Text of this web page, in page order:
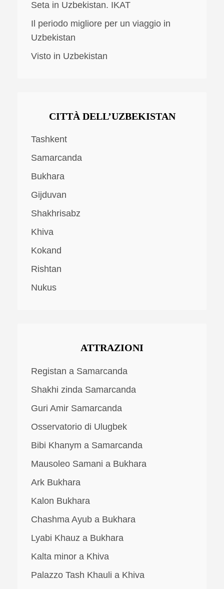
Seta in Uzbekistan. IKAT
Il periodo migliore per un viaggio in
Uzbekistan
Visto in Uzbekistan
CITTÀ DELL’UZBEKISTAN
Tashkent
Samarcanda
Bukhara
Gijduvan
Shakhrisabz
Khiva
Kokand
Rishtan
Nukus
ATTRAZIONI
Registan a Samarcanda
Shakhi zinda Samarcanda
Guri Amir Samarcanda
Osservatorio di Ulugbek
Bibi Khanym a Samarcanda
Mausoleo Samani a Bukhara
Ark Bukhara
Kalon Bukhara
Chashma Ayub a Bukhara
Lyabi Khauz a Bukhara
Kalta minor a Khiva
Palazzo Tash Khauli a Khiva